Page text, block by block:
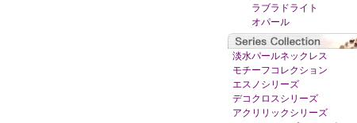
ラブラドライト
オパール
淡水パールネックレス
モチーフコレクション
エスノシリーズ
デコクロスシリーズ
アクリリックシリーズ